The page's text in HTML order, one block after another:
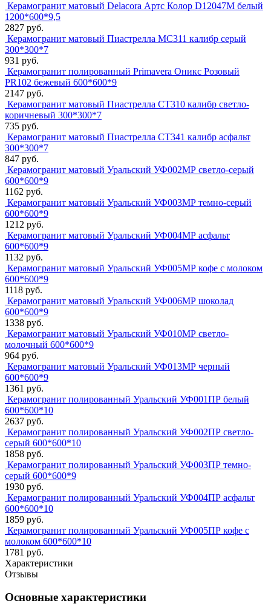
Керамогранит матовый Delacora Артс Колор D12047M белый
1200*600*9,5
2827 руб.
Керамогранит матовый Пиастрелла МС311 калибр серый
300*300*7
931 руб.
Керамогранит полированный Primavera Оникс Розовый
PR102 бежевый 600*600*9
2147 руб.
Керамогранит матовый Пиастрелла СТ310 калибр светло-
коричневый 300*300*7
735 руб.
Керамогранит матовый Пиастрелла СТ341 калибр асфальт
300*300*7
847 руб.
Керамогранит матовый Уральский УФ002МР светло-серый
600*600*9
1162 руб.
Керамогранит матовый Уральский УФ003МР темно-серый
600*600*9
1212 руб.
Керамогранит матовый Уральский УФ004МР асфальт
600*600*9
1132 руб.
Керамогранит матовый Уральский УФ005МР кофе с молоком
600*600*9
1118 руб.
Керамогранит матовый Уральский УФ006МР шоколад
600*600*9
1338 руб.
Керамогранит матовый Уральский УФ010МР светло-
молочный 600*600*9
964 руб.
Керамогранит матовый Уральский УФ013МР черный
600*600*9
1361 руб.
Керамогранит полированный Уральский УФ001ПР белый
600*600*10
2637 руб.
Керамогранит полированный Уральский УФ002ПР светло-
серый 600*600*10
1858 руб.
Керамогранит полированный Уральский УФ003ПР темно-
серый 600*600*9
1930 руб.
Керамогранит полированный Уральский УФ004ПР асфальт
600*600*10
1859 руб.
Керамогранит полированный Уральский УФ005ПР кофе с
молоком 600*600*10
1781 руб.
Характеристики
Отзывы
Основные характеристики